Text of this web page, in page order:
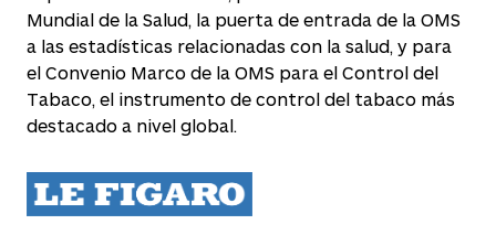
Mundial de la Salud, la puerta de entrada de la OMS
a las estadísticas relacionadas con la salud, y para
el Convenio Marco de la OMS para el Control del
Tabaco, el instrumento de control del tabaco más
destacado a nivel global.